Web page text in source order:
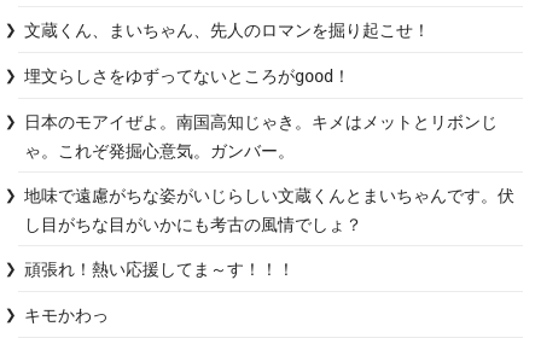
文蔵くん、まいちゃん、先人のロマンを掘り起こせ！
埋文らしさをゆずってないところがgood！
日本のモアイぜよ。南国高知じゃき。キメはメットとリボンじ
ゃ。これぞ発掘心意気。ガンバー。
地味で遠慮がちな姿がいじらしい文蔵くんとまいちゃんです。伏
し目がちな目がいかにも考古の風情でしょ？
頑張れ！熱い応援してま～す！！！
キモかわっ